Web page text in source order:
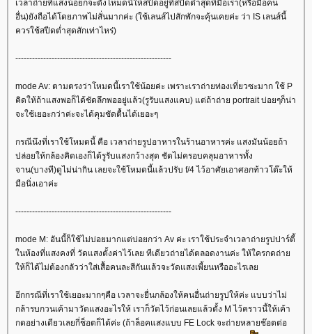
เวลาถ่ายที่แสงน้อยก็จะตั้งโหมดนี้ให้สปีดอยู่ที่สปีดต่ำสุดที่มือเรา(หรือมือคน
อื่น)ยังถือได้โดยภาพไม่สั่นมากค่ะ (ใช้เลนส์ไปสักพักจะคุ้นเคยค่ะ ว่า IS เลนส์นี้
ควรใช้สปีดต่ำสุดสักเท่าไหร่)
--------------------------------------------------------
mode Av: ตามตรงว่าโหมดนี้เราใช้น้อยค่ะ เพราะเราถ่ายท่องเที่ยวซะมาก ใช้ P
คิดให้ถ้าแสงพอก็ได้ชัดลึกพออยู่แล้ว(รูรับแสงแคบ) แต่ถ้าถ่าย portrait บ่อยๆก็น่า
จะใช้เยอะกว่าค่ะจะได้คุมชัดตื้นได้เยอะๆ
กรณีนึงที่เราใช้โหมดนี้ คือ เวลาถ่ายรูปอาหารในร้านอาหารค่ะ แสงมันน้อยถ้า
ปล่อยให้กล้องคิดเองก็ได้รูรับแสงกว้างสุด ชัดไม่ครอบคลุมอาหารทั้ง
จาน(บางที)ดูไม่น่ากิน เลยจะใช้โหมดนี้แล้วปรับ f/4 ไว้อาศัยเอาศอกท้าวโต๊ะให้
มือนิ่งเอาค่ะ
--------------------------------------------------------
mode M: อันนี้ก็ใช้ไม่บ่อยมากแต่บ่อยกว่า Av ค่ะ เราใช้ประจำเวลาถ่ายรูปปาร์ตี้
นห้องที่แสงคงที่ วัดแสงตั้งค่าไว้เลย ทีเดียวถ่ายได้ตลอดงานค่ะ ให้ใครกดถ่า
ห้ก็ได้ไม่ต้องกลัวว่าใส่เสื้อคนละสีกันแล้วจะวัดแสงเพี้ยนหรืออะไรเล
อีกกรณีที่เราใช้เยอะมากๆคือ เวลาจะยื่นกล้องให้คนอื่นถ่ายรูปให้ค่ะ แบบว่าไม่
กล้ารบกวนเค้ามาวัดแสงอะไรให้ เราก็วัดไว้ก่อนเลยแล้วตั้ง M ไว้คราวนี้ให้เค้า
กดอย่างเดียวเลยกี่ช็อตก็ได้ค่ะ (ถ้าล็อคแสงแบบ FE Lock จะถ่ายหลายช๊อตต่อ